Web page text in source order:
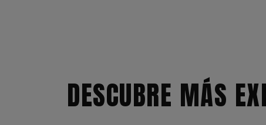
DESCUBRE MÁS